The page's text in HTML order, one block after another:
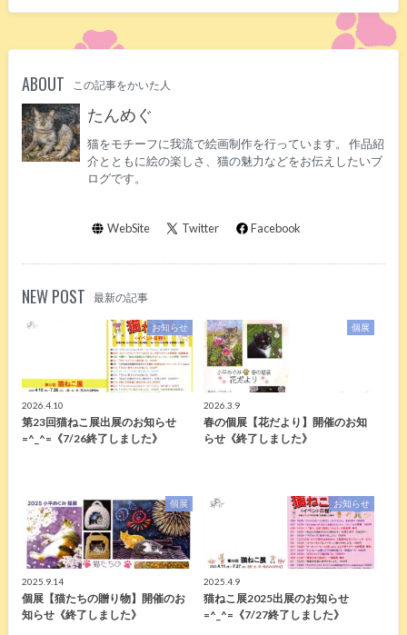
ABOUT この記事をかいた人
たんめぐ
猫をモチーフに我流で絵画制作を行っています。 作品紹
介とともに絵の楽しさ、猫の魅力などをお伝えしたいブ
ログです。
WebSite Twitter Facebook
NEW POST 最新の記事
お知らせ
2026.4.10
第23回猫ねこ展出展のお知らせ
=^_^=《7/26終了しました》
個展
2026.3.9
春の個展【花だより】開催のお知
らせ《終了しました》
個展
2025.9.14
個展【猫たちの贈り物】開催のお
知らせ《終了しました》
お知らせ
2025.4.9
猫ねこ展2025出展のお知らせ
=^_^=《7/27終了しました》